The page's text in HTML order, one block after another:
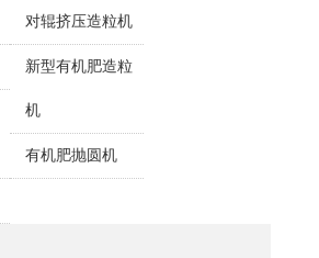
对辊挤压造粒机
新型有机肥造粒
机
有机肥抛圆机